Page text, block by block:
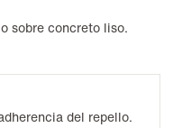
sobre concreto liso.
del repello.